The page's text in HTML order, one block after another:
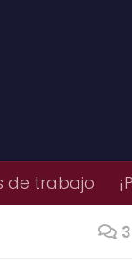
de trabajo
3